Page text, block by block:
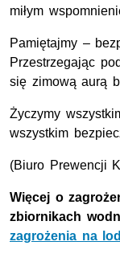
miłym
Pamiętajmy –
Przestrzegając
się zimową aurą
Życzymy
wszystkim
(Biuro Prewencji
Więcej o
zbiornikach
zagrożenia na